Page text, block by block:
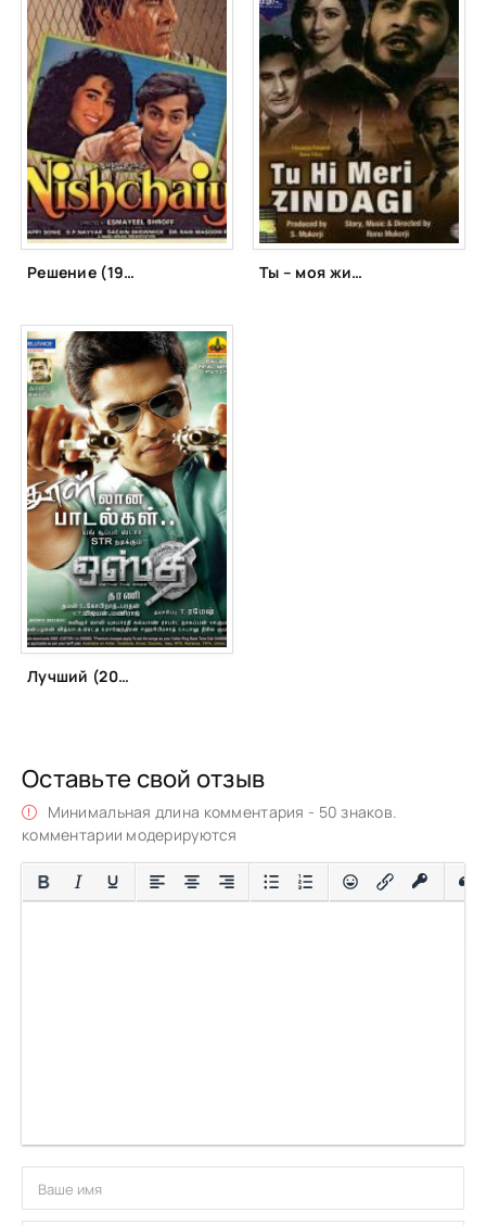
Решение (1992) Ты – моя жизнь (1965)
Лучший (2011)
Оставьте свой отзыв
Минимальная длина комментария - 50 знаков.
комментарии модерируются